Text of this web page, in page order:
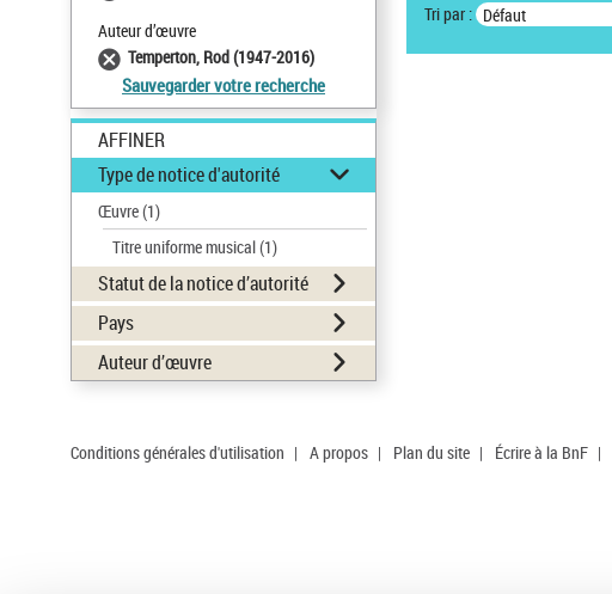
Auteur d’œuvre
Temperton, Rod (1947-2016)
Sauvegarder votre recherche
AFFINER
Type de notice d'autorité
Œuvre(1)
Titre uniforme musical(1)
Statut de la notice d’autorité
Pays
Auteur d’œuvre
Tri par : Défaut
Conditions générales d'utilisation | A propos | Plan du site | Écrire à la BnF |